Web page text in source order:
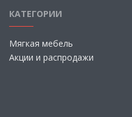
КАТЕГОРИИ
Мягкая мебель
Акции и распродажи